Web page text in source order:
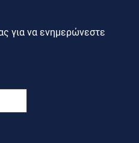
για να ενημερώνεστε